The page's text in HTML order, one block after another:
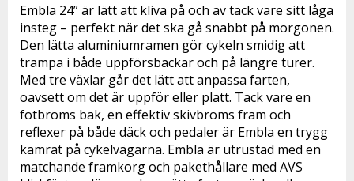
Embla 24” är lätt att kliva på och av tack vare sitt låga
insteg – perfekt när det ska gå snabbt på morgonen.
Den lätta aluminiumramen gör cykeln smidig att
trampa i både uppförsbackar och på längre turer.
Med tre växlar går det lätt att anpassa farten,
oavsett om det är uppför eller platt. Tack vare en
fotbroms bak, en effektiv skivbroms fram och
reflexer på både däck och pedaler är Embla en trygg
kamrat på cykelvägarna. Embla är utrustad med en
matchande framkorg och pakethållare med AVS